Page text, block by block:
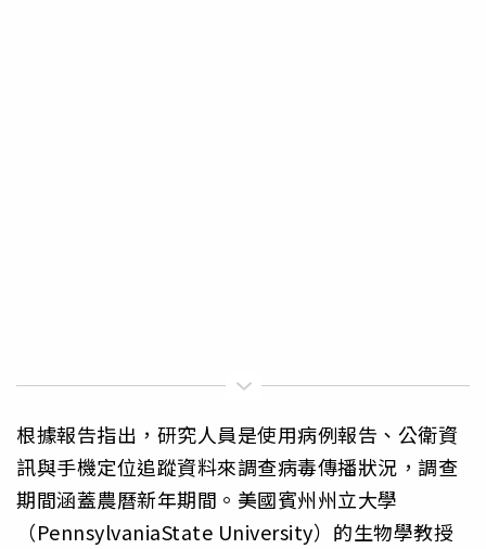
根據報告指出，研究人員是使用病例報告、公衛資
訊與手機定位追蹤資料來調查病毒傳播狀況，調查
期間涵蓋農曆新年期間。美國賓州州立大學
（PennsylvaniaState University）的生物學教授